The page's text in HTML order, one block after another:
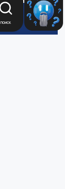
Поиск